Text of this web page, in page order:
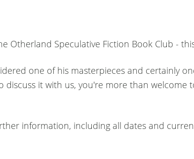
Otherland Speculative Fiction Book Club -
one of his masterpieces and certainly
discuss it with us, you're more than welcome
information, including all dates and